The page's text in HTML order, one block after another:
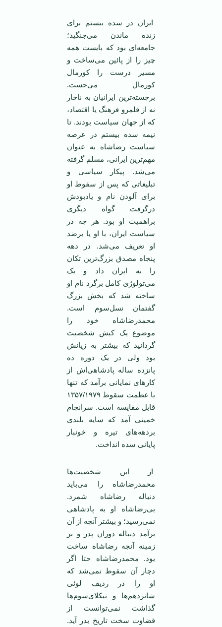
ایران در سده بیستم برای
زنده ماندن می‌جنگید؛
جامعه‌ای بود که بایست همه
چیز را از پائین می‌ساخت و
مسیر درست را کورمال
کورمال می‌جست.
برجسته‌ترین ایرانیان به ناچار
نه از قلمرو فرهنگ یا اقتصاد،
که از جهان سیاست بودند. تا
نیمه سده بیستم در عرصه
سیاست رضاشاه به عنوان
مهم‌ترین ایرانی، مسلم گرفته
می‌شد. پیکار سیاسی و
تبلیغاتی که پس از سقوط او
برای آلودن نام و یادبودش
درگرفت گواه دیگری
براهمیت او بود. هر چه در
سیاست ایران، با او یا برضد
او تعریف می‌شد. در دهه
پنجاه مصدق بزرگ‌ترین تکان
را به ایران داد و یک
می‌تولوژی کامل برگرد نام او
ساخته شد که بخش بزرگ
گفتمان نسل‌سوم است.
محمدرضاشاه خود را
موضوع یک کیش شخصیت
گردانید که بیشتر به زیانش
بود ولی در یک دوره ده
پانزده ساله پادشاهی‌اش از
کارهای نمایانی برآمد که تنها
با عظمت سقوط ۱۳۵۷/۱۹۷۹
قابل مقایسه است. سرانجام
خمینی آمد که سایه بلندی
بردهه‌های تیره و خونبار
پایانی سده انداخت.
از این شخصیت‌ها
محمدرضاشاه را می‌باید
دنباله رضاشاه شمرد.
بی‌رضاشاه او به پادشاهی
نمی‌رسید؛ و بیشتر آنچه از آن
برآمد دنباله دوران پدر و بر
زمینه آنچه رضاشاه ساخت
بود. محمدرضاشاه حتا اگر
دچار آن سقوط نمی‌شد که
او را در ردیف لوئی
شانزدهم‌ها و نیکلای‌سوم‌ها
گذاشت نمی‌توانست از
قضاوت سخت تاریخ بدر آید.